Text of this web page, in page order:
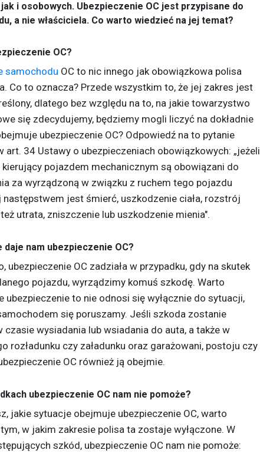
i osobowych. Ubezpieczenie OC jest przypisane do
a nie właściciela. Co warto wiedzieć na jej temat?
OC?
samochodu OC to nic innego jak obowiązkowa polisa
Co to oznacza? Przede wszystkim to, że jej zakres jest
dlatego bez względu na to, na jakie towarzystwo
się zdecydujemy, będziemy mogli liczyć na dokładnie
ubezpieczenie OC? Odpowiedź na to pytanie
art. 34 Ustawy o ubezpieczeniach obowiązkowych: „jeżeli
pojazdem mechanicznym są obowiązani do
za wyrządzoną w związku z ruchem tego pojazdu
następstwem jest śmierć, uszkodzenie ciała, rozstrój
utrata, zniszczenie lub uszkodzenie mienia".
daje nam ubezpieczenie OC?
ubezpieczenie OC zadziała w przypadku, gdy na skutek
pojazdu, wyrządzimy komuś szkodę. Warto
ubezpieczenie to nie odnosi się wyłącznie do sytuacji,
się poruszamy. Jeśli szkoda zostanie
czasie wysiadania lub wsiadania do auta, a także w
rozładunku czy załadunku oraz garażowani, postoju czy
OC również ją obejmie.
ubezpieczenie OC nam nie pomoże?
jakie sytuacje obejmuje ubezpieczenie OC, warto
w jakim zakresie polisa ta zostaje wyłączone. W
szkód, ubezpieczenie OC nam nie pomoże: